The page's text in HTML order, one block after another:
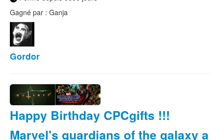
Gagné par : Ganja
Gordor
Happy Birthday CPCgifts !!!
Marvel's guardians of the galaxy a